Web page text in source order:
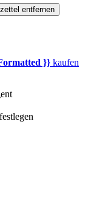
entfernen
}} kaufen